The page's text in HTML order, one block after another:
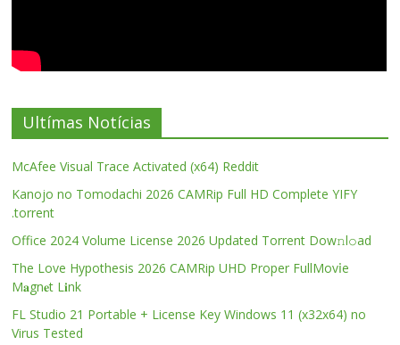
Ultímas Notícias
McAfee Visual Trace Activated (x64) Reddit
Kanojo no Tomodachi 2026 CAMRip Full HD Complete YIFY
.torrent
Office 2024 Volume License 2026 Updated Torrent Dow𝚗l𝚘аd
The Love Hypothesis 2026 CAMRip UHD Proper FullMov𝗂e
M𝐚gn𝐞t L𝐢nk
FL Studio 21 Portable + License Key Windows 11 (x32x64) no
Virus Tested